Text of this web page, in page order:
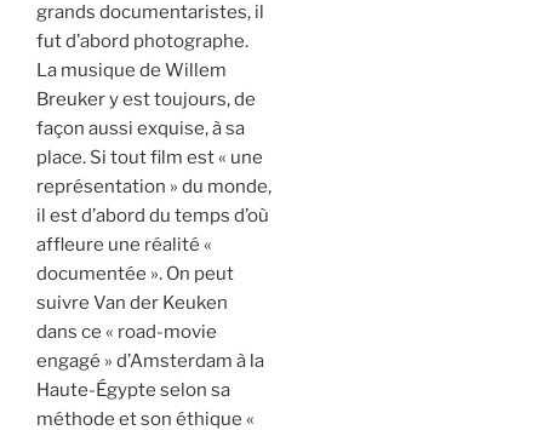
grands documentaristes, il
fut d’abord photographe.
La musique de Willem
Breuker y est toujours, de
façon aussi exquise, à sa
place. Si tout film est « une
représentation » du monde,
il est d’abord du temps d’où
affleure une réalité «
documentée ». On peut
suivre Van der Keuken
dans ce « road-movie
engagé » d’Amsterdam à la
Haute-Égypte selon sa
méthode et son éthique «